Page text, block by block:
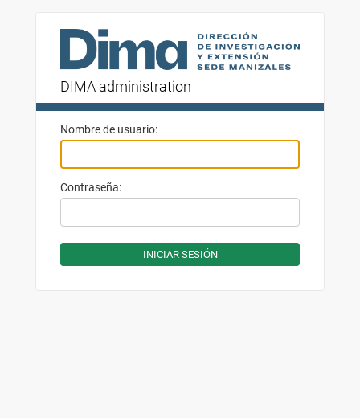
DIMA administration
Nombre de usuario:
Contraseña: